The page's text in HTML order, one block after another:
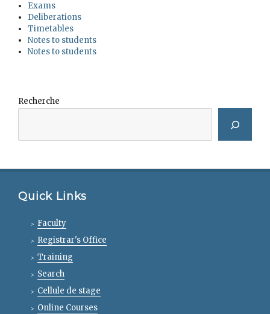
Exams
Deliberations
Timetables
Notes to students
Notes to students
Recherche
Quick Links
Faculty
Registrar's Office
Training
Search
Cellule de stage
Online Courses